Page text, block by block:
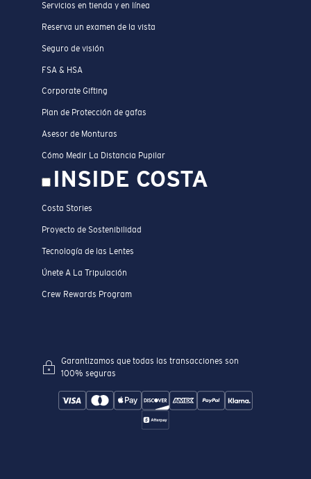
Servicios en tienda y en línea
Reserva un examen de la vista
Seguro de visión
FSA & HSA
Corporate Gifting
Plan de Protección de gafas
Asesor de Monturas
Cómo Medir La Distancia Pupilar
INSIDE COSTA
Costa Stories
Proyecto de Sostenibilidad
Tecnología de las Lentes
Únete A La Tripulación
Crew Rewards Program
Garantizamos que todas las transacciones son
100% seguras